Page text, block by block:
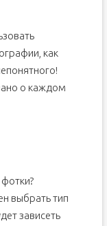
как
о каждом
выбрать тип
зависеть